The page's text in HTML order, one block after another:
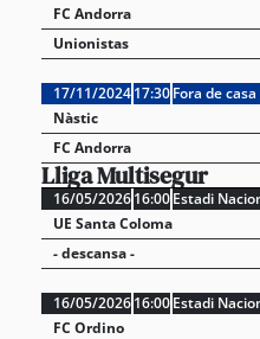
FC Andorra
Unionistas
17/11/202417:30Fora de casa
Nàstic
FC Andorra
Lliga Multisegur
16/05/202616:00Estadi
UE Santa Coloma
- descansa -
16/05/202616:00Estadi
FC Ordino